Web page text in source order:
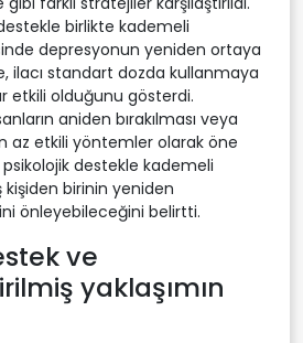
birlikte kademeli
depresyonun yeniden ortaya
ilacı standart dozda kullanmaya
etkili olduğunu gösterdi.
aniden bırakılması veya
az etkili yöntemler olarak öne
psikolojik destekle kademeli
kişiden birinin yeniden
önleyebileceğini belirtti.
ve
yaklaşımın